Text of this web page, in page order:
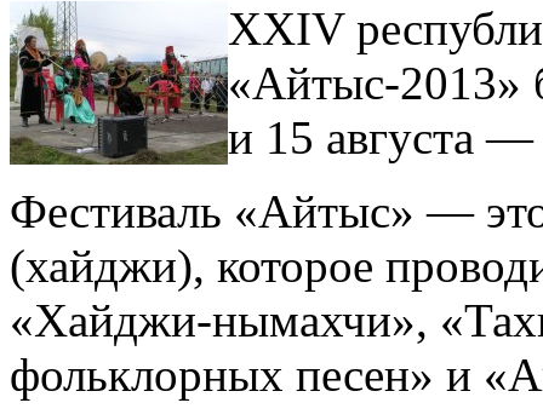
ХХIV
«Айтыс-2013»
и 15 августа
Фестиваль «Айтыс» —
(хайджи), которое
«Хайджи-нымахчи»,
фольклорных песен» и